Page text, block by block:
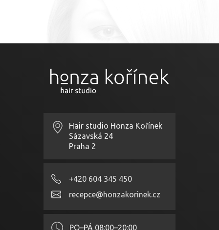
Hair studio Honza Kořínek
Sázavská 24
Praha 2
+420 604 345 450
recepce@honzakorinek.cz
PO–PÁ 08:00–20:00